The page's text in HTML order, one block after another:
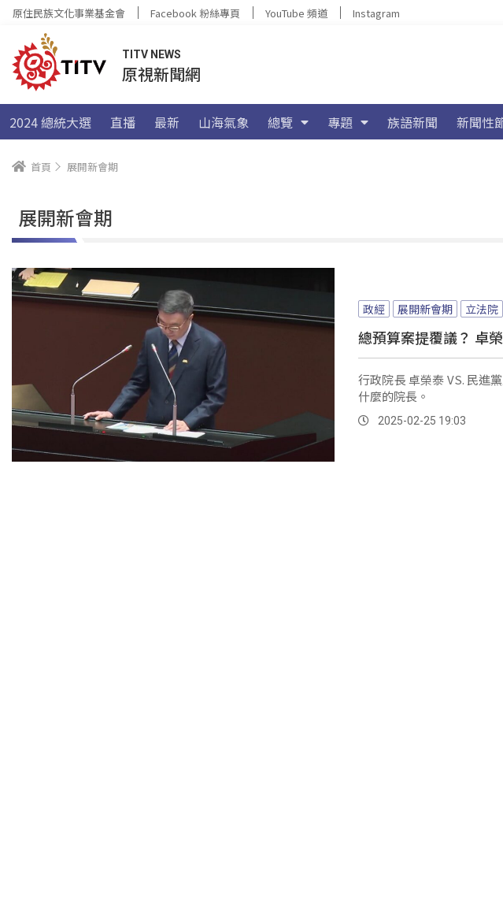
原住民族文化事業基金會 Facebook 粉絲專頁 YouTube 頻道 Instagram
TITV NEWS
原視新聞網
2024 總統大選 直播 最新 山海氣象 總覽 專題 族語新聞 新聞性
首頁 展開新會期
展開新會期
政經 展開新會期 立法院
總預算案提覆議？ 卓
行政院長 卓榮泰 VS. 民進
什麼的院長。
2025-02-25 19:03